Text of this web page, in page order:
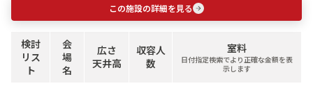
この施設の詳細を見る
検討
リス
ト
会
場
名
広さ
天井高
収容人
数
室料
日付指定検索でより正確な金額を表
示します